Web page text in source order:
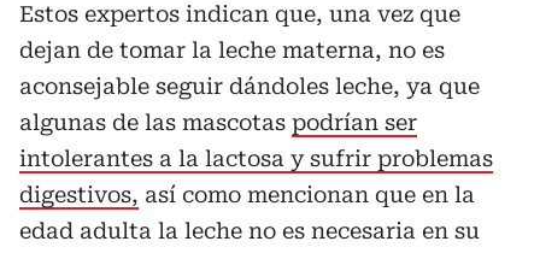
Estos expertos indican que, una vez que
dejan de tomar la leche materna, no es
aconsejable seguir dándoles leche, ya que
algunas de las mascotas podrían ser
intolerantes a la lactosa y sufrir problemas
digestivos, así como mencionan que en la
edad adulta la leche no es necesaria en su